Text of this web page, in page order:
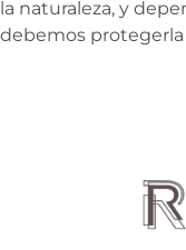
la naturaleza, y
debemos protegerla